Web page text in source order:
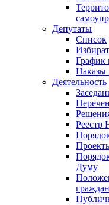
Депутаты
Список
График
Наказы
Деятельность
Думу
граждан